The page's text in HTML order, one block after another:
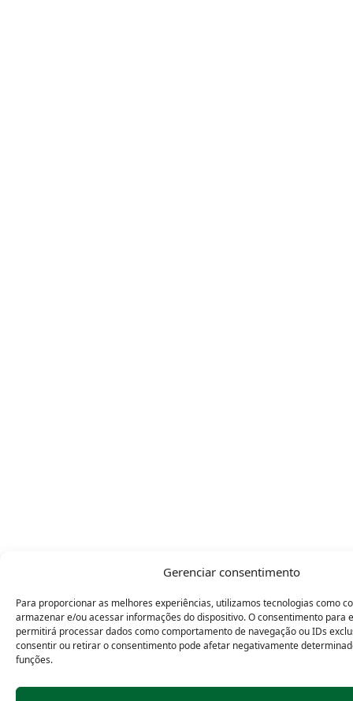
Gerenciar consentimento
Para proporcionar as melhores experiências, utilizamos tecnologias como
armazenar e/ou acessar informações do dispositivo. O consentimento para
permitirá processar dados como comportamento de navegação ou IDs
consentir ou retirar o consentimento pode afetar negativamente
funções.